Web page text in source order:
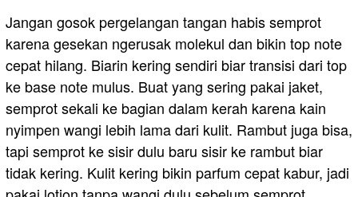
Jangan gosok pergelangan tangan habis semprot
karena gesekan ngerusak molekul dan bikin top note
cepat hilang. Biarin kering sendiri biar transisi dari top
ke base note mulus. Buat yang sering pakai jaket,
semprot sekali ke bagian dalam kerah karena kain
nyimpen wangi lebih lama dari kulit. Rambut juga bisa,
tapi semprot ke sisir dulu baru sisir ke rambut biar
tidak kering. Kulit kering bikin parfum cepat kabur, jadi